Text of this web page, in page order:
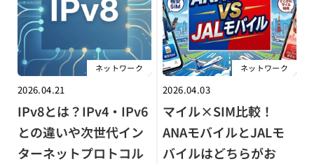
ネットワーク
2026.04.21
IPv8とは？IPv4・IPv6
との違いや次世代イン
ターネットプロトコル
ネットワーク
2026.04.03
マイル×SIM比較！
ANAモバイルとJALモ
バイルはどちらがお